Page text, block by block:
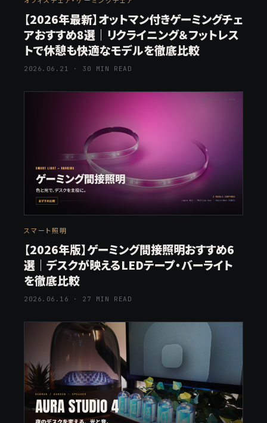
【2026年最新】オットマン付きゲーミングチェ
アおすすめ8選｜リクライニング＆フットレス
トで休憩も快適なモデルを徹底比較
2026.06.21 · 30 MIN READ
スマート照明
【2026年版】ゲーミング間接照明おすすめ6
選｜デスクが映えるLEDテープ・バーライト
を徹底比較
2026.06.16 · 27 MIN READ